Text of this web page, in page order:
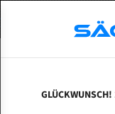
ABOUTS
ENGLISH